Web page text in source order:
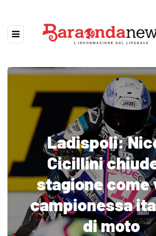
Ladispoli:
Cicillini
stagione come
campionessa
di moto